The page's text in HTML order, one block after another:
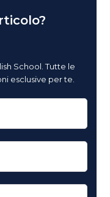
School. Tutte le
esclusive per te.